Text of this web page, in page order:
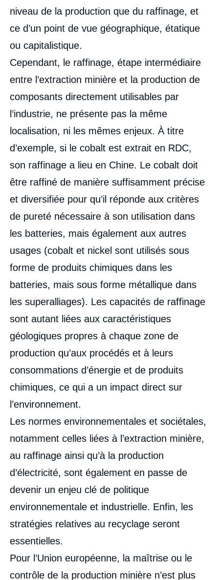
niveau de la production que du raffinage, et
ce d’un point de vue géographique, étatique
ou capitalistique.
Cependant, le raffinage, étape intermédiaire
entre l’extraction minière et la production de
composants directement utilisables par
l’industrie, ne présente pas la même
localisation, ni les mêmes enjeux. À titre
d’exemple, si le cobalt est extrait en RDC,
son raffinage a lieu en Chine. Le cobalt doit
être raffiné de manière suffisamment précise
et diversifiée pour qu’il réponde aux critères
de pureté nécessaire à son utilisation dans
les batteries, mais également aux autres
usages (cobalt et nickel sont utilisés sous
forme de produits chimiques dans les
batteries, mais sous forme métallique dans
les superalliages). Les capacités de raffinage
sont autant liées aux caractéristiques
géologiques propres à chaque zone de
production qu’aux procédés et à leurs
consommations d’énergie et de produits
chimiques, ce qui a un impact direct sur
l’environnement.
Les normes environnementales et sociétales,
notamment celles liées à l’extraction minière,
au raffinage ainsi qu’à la production
d’électricité, sont également en passe de
devenir un enjeu clé de politique
environnementale et industrielle. Enfin, les
stratégies relatives au recyclage seront
essentielles.
Pour l’Union européenne, la maîtrise ou le
contrôle de la production minière n’est plus